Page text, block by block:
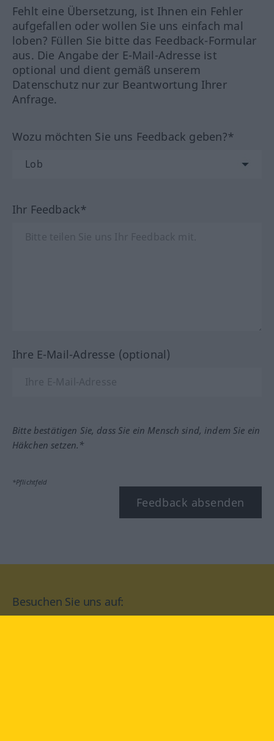
Fehlt eine Übersetzung, ist Ihnen ein Fehler
aufgefallen oder wollen Sie uns einfach mal
loben? Füllen Sie bitte das Feedback-Formular
aus. Die Angabe der E-Mail-Adresse ist
optional und dient gemäß unserem
Datenschutz nur zur Beantwortung Ihrer
Anfrage.
Wozu möchten Sie uns Feedback geben?*
Ihr Feedback*
Ihre E-Mail-Adresse (optional)
Bitte bestätigen Sie, dass Sie ein Mensch sind, indem Sie ein
Häkchen setzen.*
*Pflichtfeld
Feedback absenden
Besuchen Sie uns auf: